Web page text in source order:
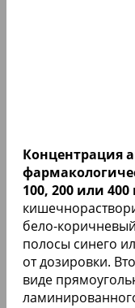
Концентрация
100, 200 или 400
бело-
полосы синего
от дозировки.
виде